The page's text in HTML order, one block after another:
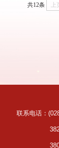
共12条 上
联系电话：
38025831